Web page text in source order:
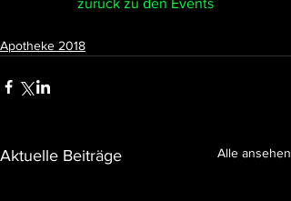
zurück zu den Events
Apotheke 2018
Aktuelle Beiträge Alle ansehen